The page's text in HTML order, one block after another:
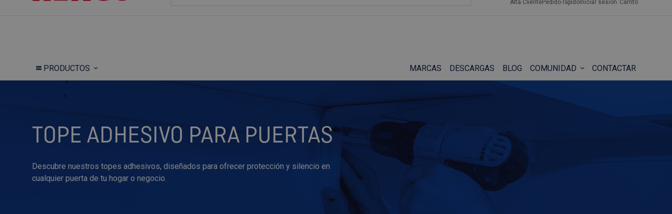
Alta ClientePedido rápido Iniciar sesión Carrito
PRODUCTOS MARCAS DESCARGAS BLOG COMUNIDAD CONTACTAR
TOPE ADHESIVO PARA PUERTAS
Descubre nuestros topes adhesivos, diseñados para ofrecer protección y silencio en
cualquier puerta de tu hogar o negocio.